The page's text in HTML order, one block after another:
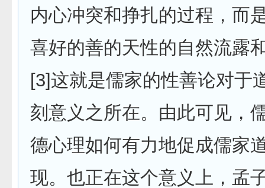
内心冲突和挣扎的过程，而
喜好的善的天性的自然流露
[3]这就是儒家的性善论对于
刻意义之所在。由此可见，
德心理如何有力地促成儒家
现。也正在这个意义上，孟